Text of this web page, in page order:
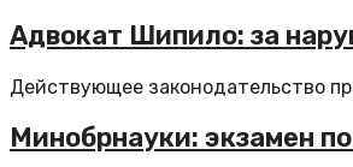
Адвокат Шипило: за
Действующее законодательство
Минобрнауки: экзамен